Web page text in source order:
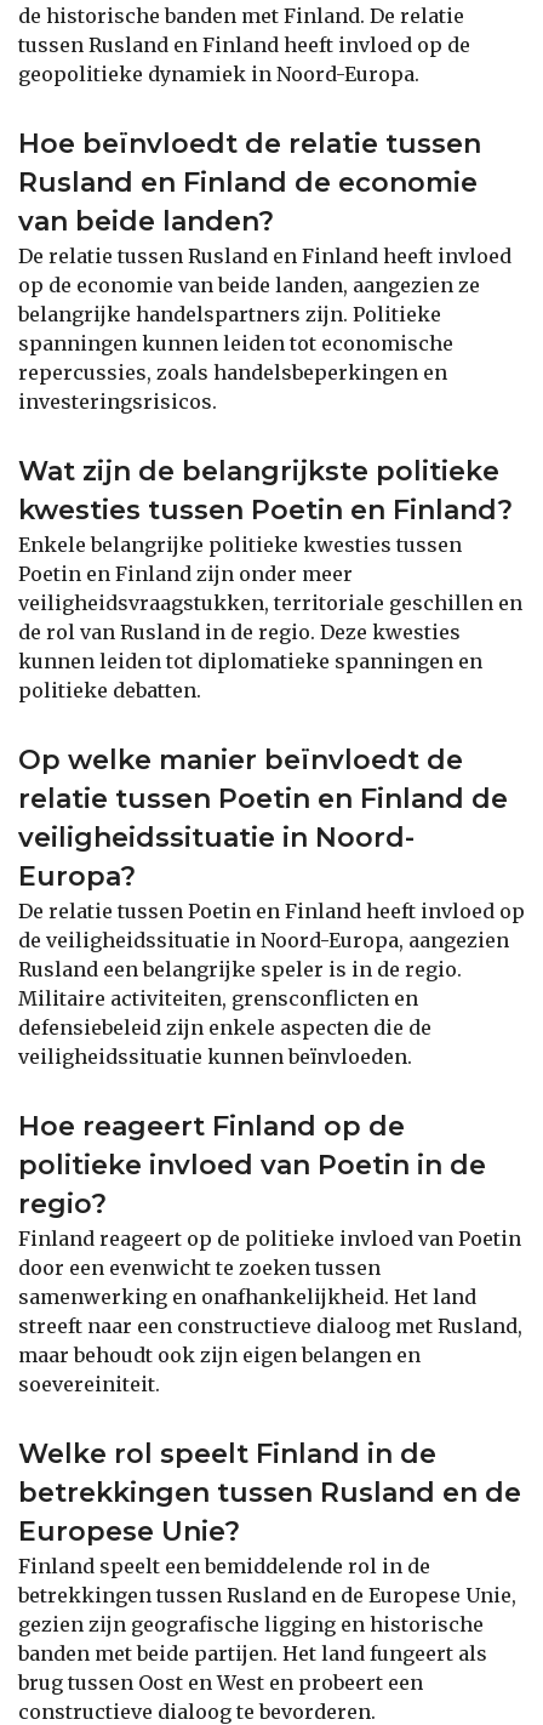
de historische banden met Finland. De relatie
tussen Rusland en Finland heeft invloed op de
geopolitieke dynamiek in Noord-Europa.
Hoe beïnvloedt de relatie tussen
Rusland en Finland de economie
van beide landen?
De relatie tussen Rusland en Finland heeft invloed
op de economie van beide landen, aangezien ze
belangrijke handelspartners zijn. Politieke
spanningen kunnen leiden tot economische
repercussies, zoals handelsbeperkingen en
investeringsrisicos.
Wat zijn de belangrijkste politieke
kwesties tussen Poetin en Finland?
Enkele belangrijke politieke kwesties tussen
Poetin en Finland zijn onder meer
veiligheidsvraagstukken, territoriale geschillen en
de rol van Rusland in de regio. Deze kwesties
kunnen leiden tot diplomatieke spanningen en
politieke debatten.
Op welke manier beïnvloedt de
relatie tussen Poetin en Finland de
veiligheidssituatie in Noord-
Europa?
De relatie tussen Poetin en Finland heeft invloed op
de veiligheidssituatie in Noord-Europa, aangezien
Rusland een belangrijke speler is in de regio.
Militaire activiteiten, grensconflicten en
defensiebeleid zijn enkele aspecten die de
veiligheidssituatie kunnen beïnvloeden.
Hoe reageert Finland op de
politieke invloed van Poetin in de
regio?
Finland reageert op de politieke invloed van Poetin
door een evenwicht te zoeken tussen
samenwerking en onafhankelijkheid. Het land
streeft naar een constructieve dialoog met Rusland,
maar behoudt ook zijn eigen belangen en
soevereiniteit.
Welke rol speelt Finland in de
betrekkingen tussen Rusland en de
Europese Unie?
Finland speelt een bemiddelende rol in de
betrekkingen tussen Rusland en de Europese Unie,
gezien zijn geografische ligging en historische
banden met beide partijen. Het land fungeert als
brug tussen Oost en West en probeert een
constructieve dialoog te bevorderen.